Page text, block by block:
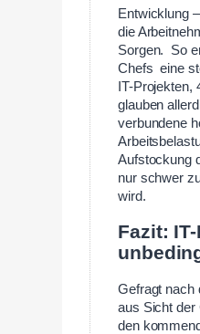
Entwicklung
die
Sorgen. So
Chefs eine
IT-Projekten,
glauben
verbundene
Aufstockung
nur schwer
wird.
Fazit:
Gefragt nach
aus Sicht der
den